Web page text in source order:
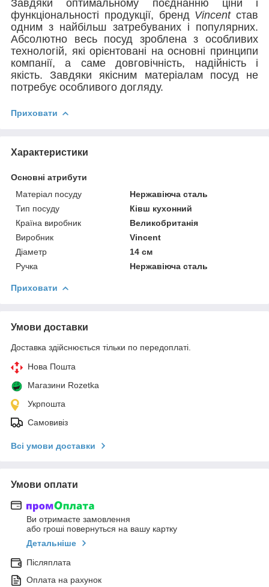
Завдяки оптимальному поєднанню ціни і
функціональності продукції, бренд Vincentстав
одним з найбільш затребуваних і популярних.
Абсолютно весь посуд зроблена з особливих
технологій, які орієнтовані на основні принципи
компанії, а саме довговічність, надійність і
якість. Завдяки якісним матеріалам посуд не
потребує особливого догляду.
Приховати
Характеристики
Основні атрибути
Матеріал посуду
Нержавіюча сталь
Тип посуду
Ківш кухонний
Країна виробник
Великобританія
Виробник
Vincent
Діаметр
14 см
Ручка
Нержавіюча сталь
Приховати
Умови доставки
Доставка здійснюється тільки по передоплаті.
Нова Пошта
Магазини Rozetka
Укрпошта
Самовивіз
Всі умови доставки
Умови оплати
Ви отримаєте замовлення
або гроші повернуться на вашу картку
Детальніше
Післяплата
Оплата на рахунок